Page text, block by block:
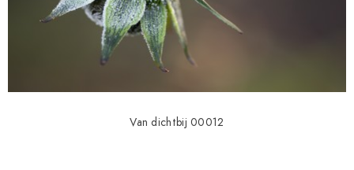
Van dichtbij 00012